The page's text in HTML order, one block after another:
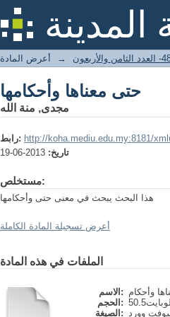
المدينة
حتى معناها وأحكامها
الثامن والأربعون → أعرض المادة
حتى معناها وأحكامها
مجدى, منة الله
رابط: http://koha.mediu.edu.my:8181/
تاريخ: 2013-06-19
مستخلص:
هذا البحث يبحث في معنى حتى وأحكامها
أعرض تسجيلة المادة الكاملة
الملفات في هذه المادة
الاسم:
الحجم:
الصيغة: وورد